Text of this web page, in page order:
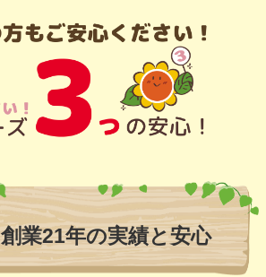
創業21年の実績と安心